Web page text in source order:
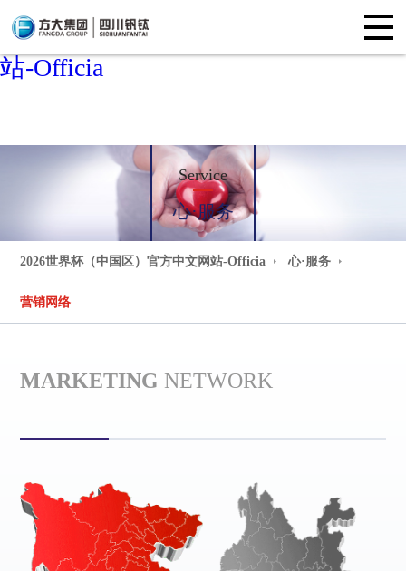
2026世界杯（中国区）官方中文网
站-Officia
Service
心·服务
2026世界杯（中国区）官方中文网站-Officia 心·服务
营销网络
MARKETING NETWORK